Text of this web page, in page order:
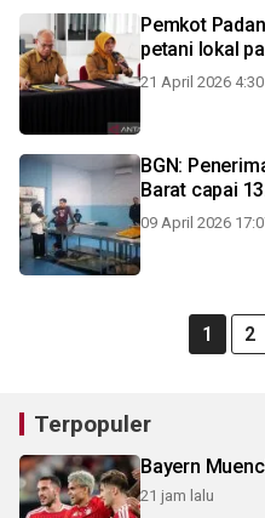
Pemkot
petani lokal
21 April 2026 4:30
BGN:
Barat capai
09 April 2026
1 2
Terpopuler
Bayern
21 jam lalu